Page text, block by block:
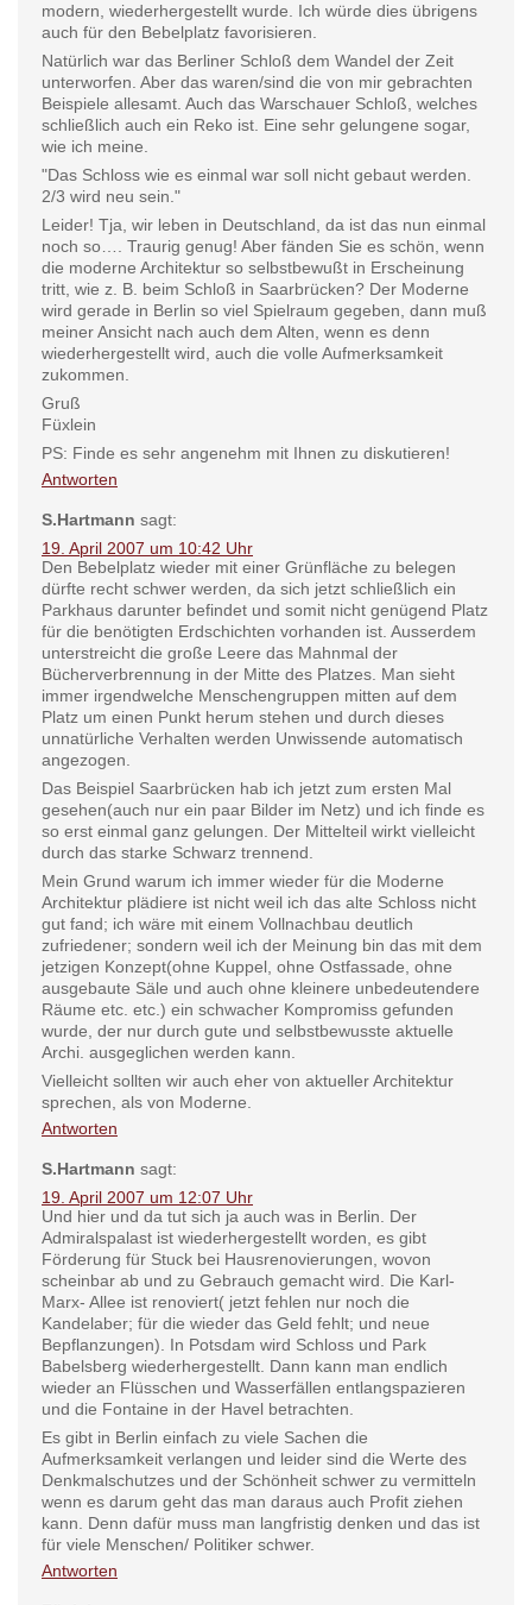
modern, wiederhergestellt wurde. Ich würde dies übrigens
auch für den Bebelplatz favorisieren.
Natürlich war das Berliner Schloß dem Wandel der Zeit
unterworfen. Aber das waren/sind die von mir gebrachten
Beispiele allesamt. Auch das Warschauer Schloß, welches
schließlich auch ein Reko ist. Eine sehr gelungene sogar,
wie ich meine.
"Das Schloss wie es einmal war soll nicht gebaut werden.
2/3 wird neu sein."
Leider! Tja, wir leben in Deutschland, da ist das nun einmal
noch so…. Traurig genug! Aber fänden Sie es schön, wenn
die moderne Architektur so selbstbewußt in Erscheinung
tritt, wie z. B. beim Schloß in Saarbrücken? Der Moderne
wird gerade in Berlin so viel Spielraum gegeben, dann muß
meiner Ansicht nach auch dem Alten, wenn es denn
wiederhergestellt wird, auch die volle Aufmerksamkeit
zukommen.
Gruß
Füxlein
PS: Finde es sehr angenehm mit Ihnen zu diskutieren!
Antworten
S.Hartmann sagt:
19. April 2007 um 10:42 Uhr
Den Bebelplatz wieder mit einer Grünfläche zu belegen
dürfte recht schwer werden, da sich jetzt schließlich ein
Parkhaus darunter befindet und somit nicht genügend Platz
für die benötigten Erdschichten vorhanden ist. Ausserdem
unterstreicht die große Leere das Mahnmal der
Bücherverbrennung in der Mitte des Platzes. Man sieht
immer irgendwelche Menschengruppen mitten auf dem
Platz um einen Punkt herum stehen und durch dieses
unnatürliche Verhalten werden Unwissende automatisch
angezogen.
Das Beispiel Saarbrücken hab ich jetzt zum ersten Mal
gesehen(auch nur ein paar Bilder im Netz) und ich finde es
so erst einmal ganz gelungen. Der Mittelteil wirkt vielleicht
durch das starke Schwarz trennend.
Mein Grund warum ich immer wieder für die Moderne
Architektur plädiere ist nicht weil ich das alte Schloss nicht
gut fand; ich wäre mit einem Vollnachbau deutlich
zufriedener; sondern weil ich der Meinung bin das mit dem
jetzigen Konzept(ohne Kuppel, ohne Ostfassade, ohne
ausgebaute Säle und auch ohne kleinere unbedeutendere
Räume etc. etc.) ein schwacher Kompromiss gefunden
wurde, der nur durch gute und selbstbewusste aktuelle
Archi. ausgeglichen werden kann.
Vielleicht sollten wir auch eher von aktueller Architektur
sprechen, als von Moderne.
Antworten
S.Hartmann sagt:
19. April 2007 um 12:07 Uhr
Und hier und da tut sich ja auch was in Berlin. Der
Admiralspalast ist wiederhergestellt worden, es gibt
Förderung für Stuck bei Hausrenovierungen, wovon
scheinbar ab und zu Gebrauch gemacht wird. Die Karl-
Marx- Allee ist renoviert( jetzt fehlen nur noch die
Kandelaber; für die wieder das Geld fehlt; und neue
Bepflanzungen). In Potsdam wird Schloss und Park
Babelsberg wiederhergestellt. Dann kann man endlich
wieder an Flüsschen und Wasserfällen entlangspazieren
und die Fontaine in der Havel betrachten.
Es gibt in Berlin einfach zu viele Sachen die
Aufmerksamkeit verlangen und leider sind die Werte des
Denkmalschutzes und der Schönheit schwer zu vermitteln
wenn es darum geht das man daraus auch Profit ziehen
kann. Denn dafür muss man langfristig denken und das ist
für viele Menschen/ Politiker schwer.
Antworten